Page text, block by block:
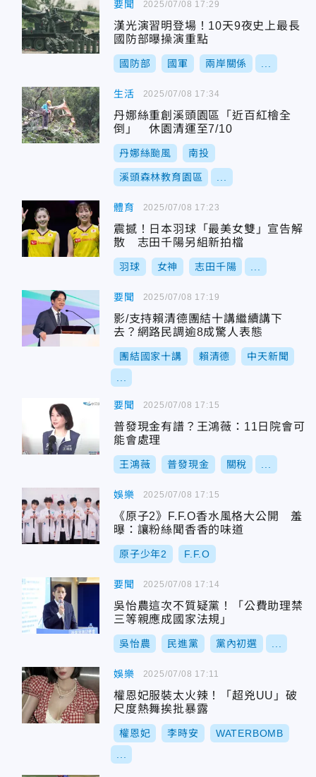
要聞
漢光演習明登場！10天9夜史上最長
國防部曝操演重點
國防部 國軍 兩岸關係
2025/07/08 17:29
生活
丹娜絲重創溪頭園區「近百紅檜全
倒」 休園清運至7/10
丹娜絲颱風 南投
溪頭森林教育園區
2025/07/08 17:34
體育
震撼！日本羽球「最美女雙」宣告解
散 志田千陽另組新拍檔
羽球 女神 志田千陽
2025/07/08 17:23
要聞
影/支持賴清德團結十講繼續講下
去？網路民調逾8成驚人表態
團結國家十講 賴清德 中天新聞
2025/07/08 17:19
要聞
普發現金有譜？王鴻薇：11日院會可
能會處理
王鴻薇 普發現金 關稅
2025/07/08 17:15
娛樂
《原子2》F.F.O香水風格大公開 羞
曝：讓粉絲聞香香的味道
原子少年2 F.F.O
2025/07/08 17:15
要聞
吳怡農這次不質疑黨！「公費助理禁
三等親應成國家法規」
吳怡農 民進黨 黨內初選
2025/07/08 17:14
娛樂
權恩妃服裝太火辣！「超兇UU」破
尺度熱舞挨批暴露
權恩妃 李時安 WATERBOMB
2025/07/08 17:11